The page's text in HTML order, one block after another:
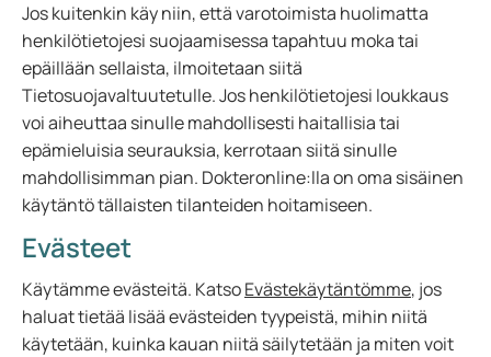
Jos kuitenkin käy niin, että varotoimista huolimatta
henkilötietojesi suojaamisessa tapahtuu moka tai
epäillään sellaista, ilmoitetaan siitä
Tietosuojavaltuutetulle. Jos henkilötietojesi loukkaus
voi aiheuttaa sinulle mahdollisesti haitallisia tai
epämieluisia seurauksia, kerrotaan siitä sinulle
mahdollisimman pian. Dokteronline:lla on oma sisäinen
käytäntö tällaisten tilanteiden hoitamiseen.
Evästeet
Käytämme evästeitä. KatsoEvästekäytäntömme, jos
haluat tietää lisää evästeiden tyypeistä, mihin niitä
käytetään, kuinka kauan niitä säilytetään ja miten voit